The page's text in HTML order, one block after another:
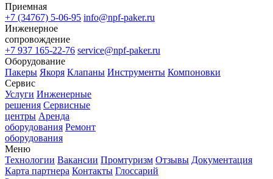
Приемная
+7 (34767) 5-06-95 info@npf-paker.ru
Инженерное
сопровождение
+7 937 165-22-76 service@npf-paker.ru
Оборудование
Пакеры Якоря Клапаны Инструменты Компоновки
Сервис
Услуги Инженерные
решения Сервисные
центры Аренда
оборудования Ремонт
оборудования
Меню
Технологии Вакансии Промтуризм Отзывы Документация
Карта партнера Контакты Глоссарий